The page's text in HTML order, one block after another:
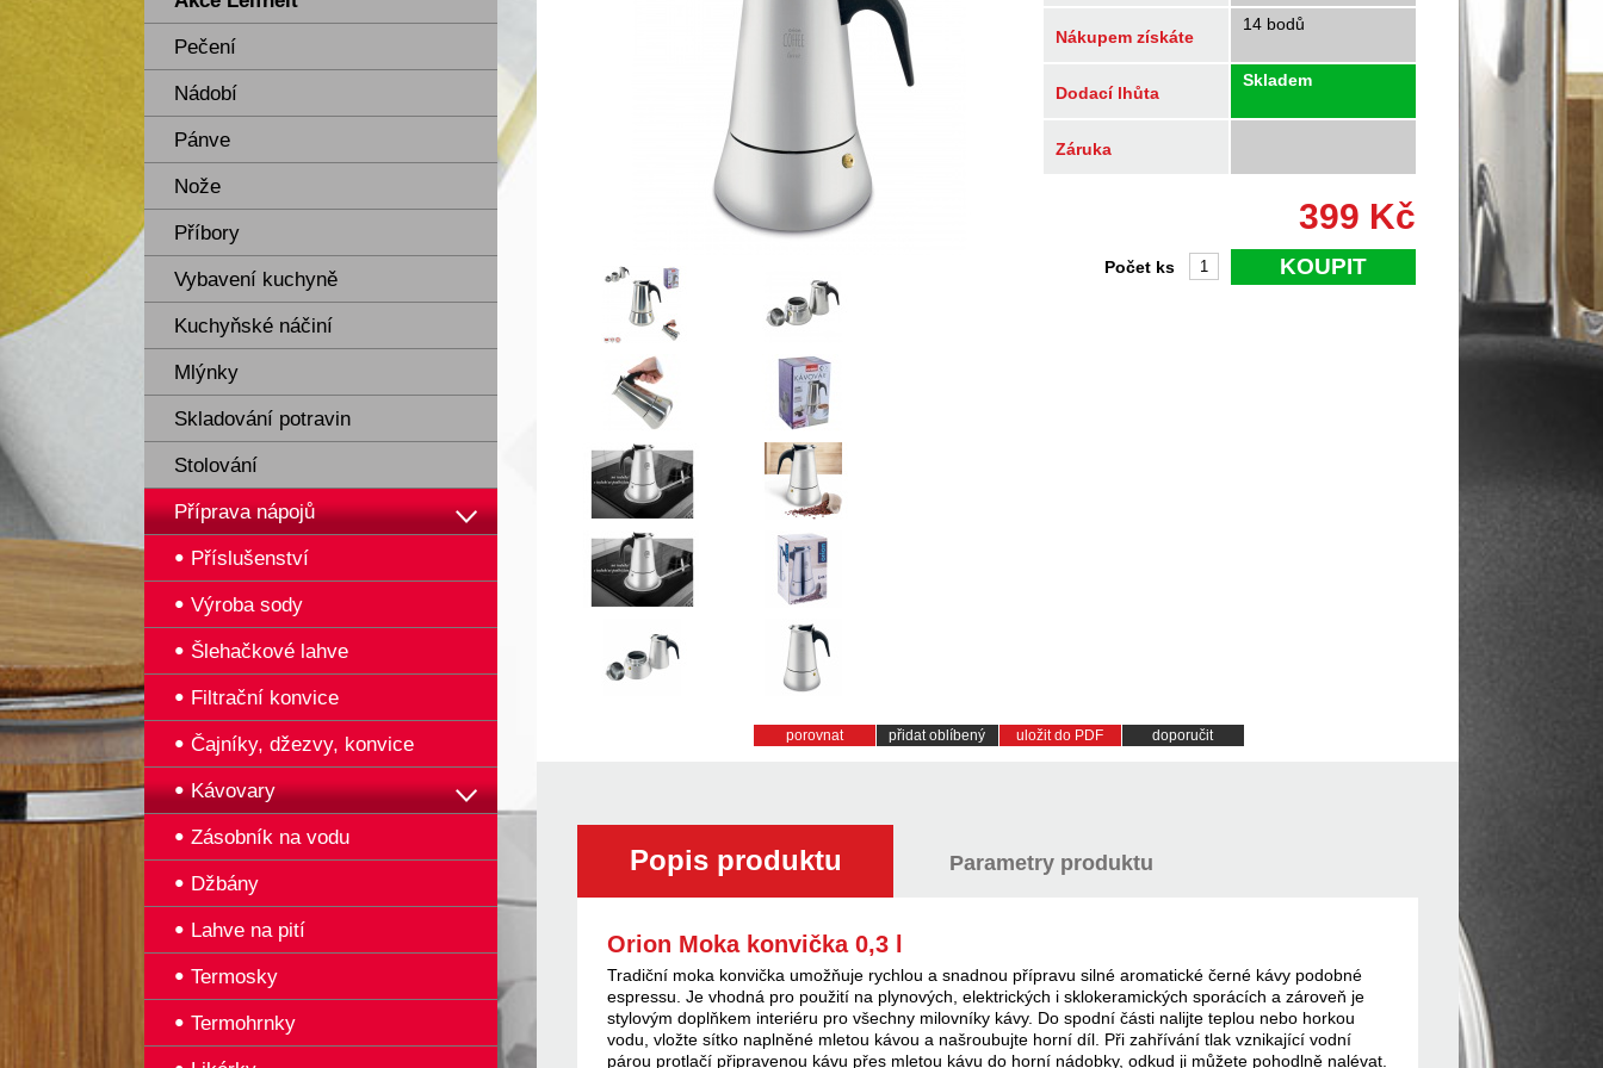
Pečení
Nádobí
Pánve
Nože
Příbory
Vybavení kuchyně
Kuchyňské náčiní
Mlýnky
Skladování potravin
Stolování
Příprava nápojů
Příslušenství
Výroba sody
Šlehačkové lahve
Filtrační konvice
Čajníky, džezvy, konvice
Kávovary
Zásobník na vodu
Džbány
Lahve na pití
Termosky
Termohrnky
Nákupem získáte
14 bodů
Dodací lhůta
Skladem
Záruka
399 Kč
KOUPIT
Počet ks
porovnat přidat oblíbený uložit do PDF doporučit
Popis produktu Parametry produktu
Orion Moka konvička 0,3 l
Tradiční moka konvička umožňuje rychlou a snadnou přípravu silné aromatické černé kávy podobné
espressu. Je vhodná pro použití na plynových, elektrických i sklokeramických sporácích a zároveň je
stylovým doplňkem interiéru pro všechny milovníky kávy. Do spodní části nalijte teplou nebo horkou
vodu, vložte sítko naplněné mletou kávou a našroubujte horní díl. Při zahřívání tlak vznikající vodní
párou protlačí připravenou kávu přes mletou kávu do horní nádobky, odkud ji můžete pohodlně nalévat.